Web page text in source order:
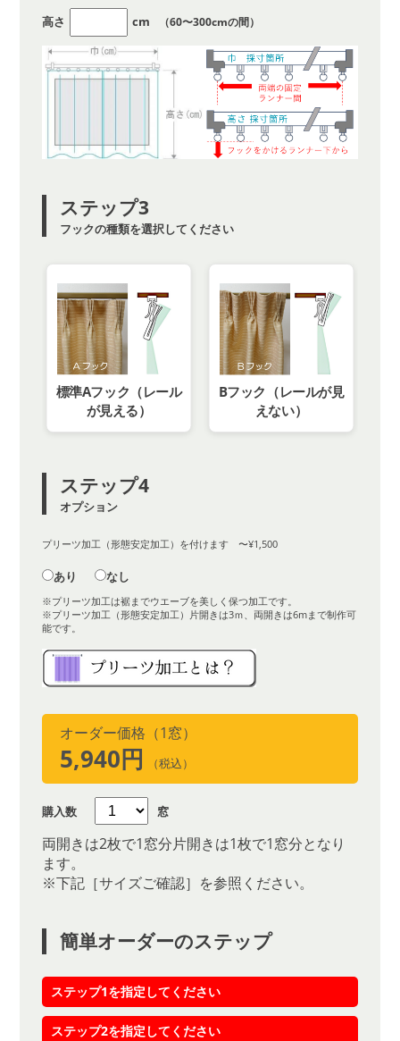
高さ cm （60〜300cmの間）
ステップ3
フックの種類を選択してください
標準Aフック（レール
が見える）
Bフック（レールが見
えない）
ステップ4
オプション
プリーツ加工（形態安定加工）を付けます 〜¥1,500
あり なし
※プリーツ加工は裾までウエーブを美しく保つ加工です。
※プリーツ加工（形態安定加工）片開きは3ｍ、両開きは6mまで制作可
能です。
オーダー価格（1窓）
5,940円 （税込）
購入数 窓
両開きは2枚で1窓分片開きは1枚で1窓分となり
ます。
※下記［サイズご確認］を参照ください。
簡単オーダーのステップ
ステップ1を指定してください
ステップ2を指定してください